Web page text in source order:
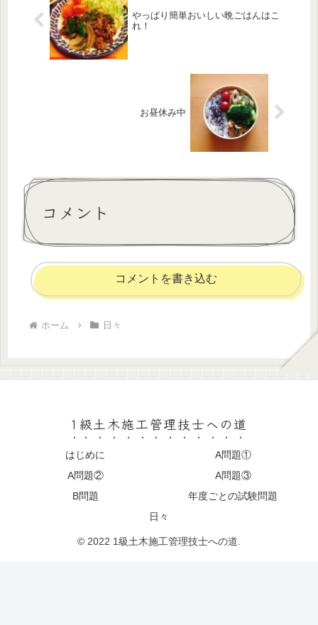
やっぱり簡単おいしい晩ごはんはこ
れ！
お昼休み中
コメント
コメントを書き込む
ホーム 日々
1級土木施工管理技士への道
はじめに
A問題①
A問題②
A問題③
B問題
年度ごとの試験問題
日々
© 2022 1級土木施工管理技士への道.